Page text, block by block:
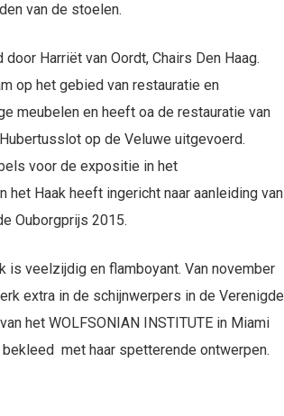
van de stoelen.
Harriët van Oordt, Chairs Den Haag.
op het gebied van restauratie en
meubelen en heeft oa de restauratie van
op de Veluwe uitgevoerd.
voor de expositie in het
het Haak heeft ingericht naar aanleiding van
Ouborgprijs 2015.
is veelzijdig en flamboyant. Van november
extra in de schijnwerpers in de Verenigde
het WOLFSONIAN INSTITUTE in Miami
met haar spetterende ontwerpen.